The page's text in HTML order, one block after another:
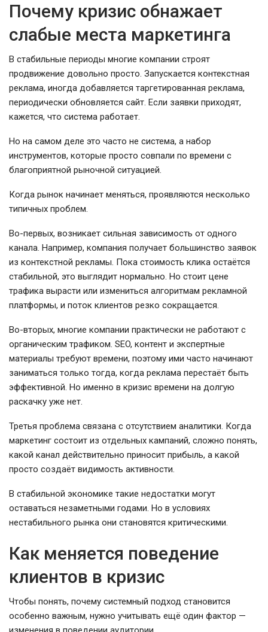
Почему кризис обнажает
слабые места маркетинга
В стабильные периоды многие компании строят
продвижение довольно просто. Запускается контекстная
реклама, иногда добавляется таргетированная реклама,
периодически обновляется сайт. Если заявки приходят,
кажется, что система работает.
Но на самом деле это часто не система, а набор
инструментов, которые просто совпали по времени с
благоприятной рыночной ситуацией.
Когда рынок начинает меняться, проявляются несколько
типичных проблем.
Во-первых, возникает сильная зависимость от одного
канала. Например, компания получает большинство заявок
из контекстной рекламы. Пока стоимость клика остаётся
стабильной, это выглядит нормально. Но стоит цене
трафика вырасти или измениться алгоритмам рекламной
платформы, и поток клиентов резко сокращается.
Во-вторых, многие компании практически не работают с
органическим трафиком. SEO, контент и экспертные
материалы требуют времени, поэтому ими часто начинают
заниматься только тогда, когда реклама перестаёт быть
эффективной. Но именно в кризис времени на долгую
раскачку уже нет.
Третья проблема связана с отсутствием аналитики. Когда
маркетинг состоит из отдельных кампаний, сложно понять,
какой канал действительно приносит прибыль, а какой
просто создаёт видимость активности.
В стабильной экономике такие недостатки могут
оставаться незаметными годами. Но в условиях
нестабильного рынка они становятся критическими.
Как меняется поведение
клиентов в кризис
Чтобы понять, почему системный подход становится
особенно важным, нужно учитывать ещё один фактор —